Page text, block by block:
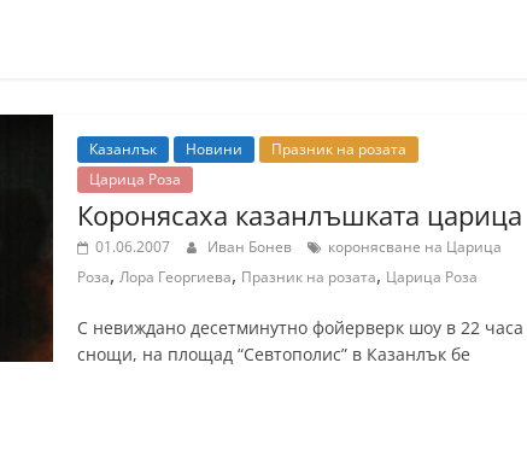
Казанлък Новини
Празник на розата
Царица Роза
Коронясаха казанлъшката царица
01.06.2007 Иван Бонев
коронясване на Царица
Роза, Лора Георгиева, Празник на розата, Царица Роза
С невиждано десетминутно фойерверк шоу в 22 часа
снощи, на площад “Севтополис” в Казанлък бе